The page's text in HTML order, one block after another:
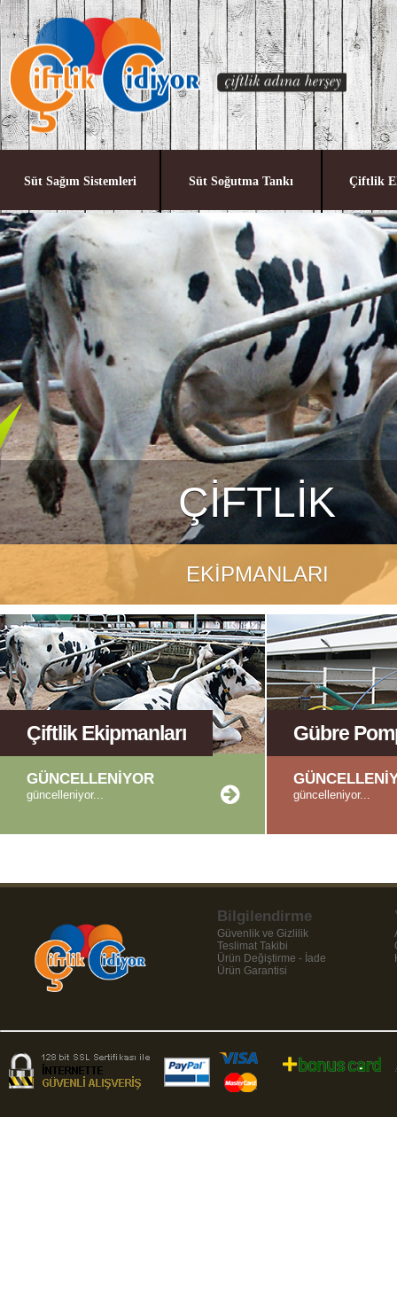
Süt Sağım Sistemleri Süt Soğutma Tankı Çiftlik
ÇİFTLİK
EKİPMANLARI
Çiftlik Ekipmanları
GÜNCELLENİYOR
güncelleniyor...
Gübre
güncelleniyor...
Bilgilendirme
Güvenlik ve Gizlilik
Teslimat Takibi
Ürün Değiştirme - İade
Ürün Garantisi